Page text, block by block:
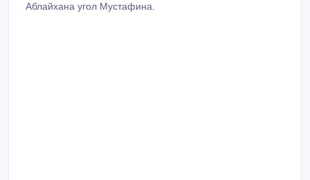
Аблайхана угол Мустафина.